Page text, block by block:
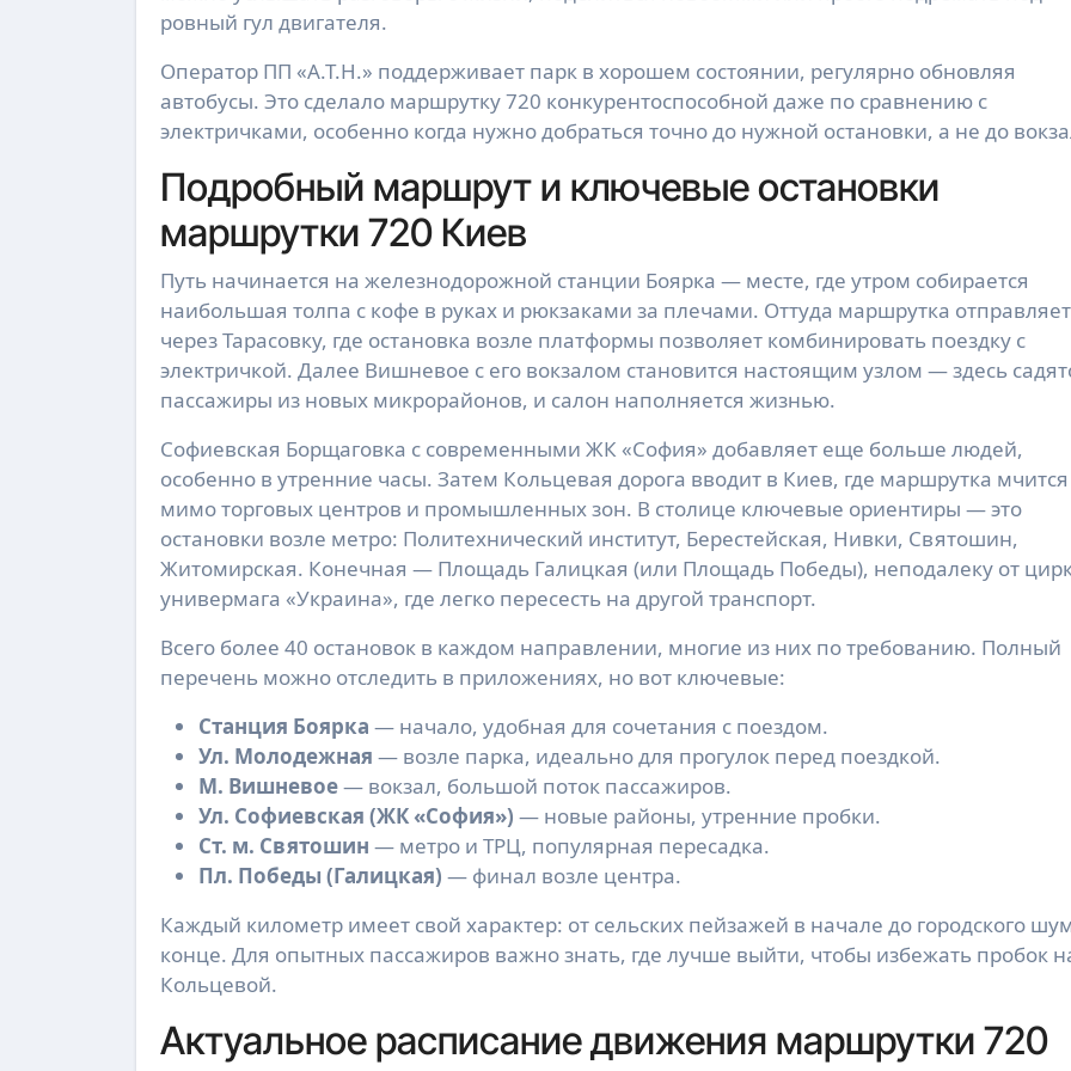
ровный гул двигателя.
Оператор ПП «А.Т.Н.» поддерживает парк в хорошем состоянии, регулярно обновляя
автобусы. Это сделало маршрутку 720 конкурентоспособной даже по сравнению с
электричками, особенно когда нужно добраться точно до нужной остановки, а не до
Подробный маршрут и ключевые остановки
маршрутки 720 Киев
Путь начинается на железнодорожной станции Боярка — месте, где утром собирается
наибольшая толпа с кофе в руках и рюкзаками за плечами. Оттуда маршрутка
через Тарасовку, где остановка возле платформы позволяет комбинировать поездку с
электричкой. Далее Вишневое с его вокзалом становится настоящим узлом — здесь
пассажиры из новых микрорайонов, и салон наполняется жизнью.
Софиевская Борщаговка с современными ЖК «София» добавляет еще больше людей,
особенно в утренние часы. Затем Кольцевая дорога вводит в Киев, где маршрутка мчится
мимо торговых центров и промышленных зон. В столице ключевые ориентиры — это
остановки возле метро: Политехнический институт, Берестейская, Нивки, Святошин,
Житомирская. Конечная — Площадь Галицкая (или Площадь Победы), неподалеку от
универмага «Украина», где легко пересесть на другой транспорт.
Всего более 40 остановок в каждом направлении, многие из них по требованию. Полный
перечень можно отследить в приложениях, но вот ключевые:
Станция Боярка — начало, удобная для сочетания с поездом.
Ул. Молодежная — возле парка, идеально для прогулок перед поездкой.
М. Вишневое— вокзал, большой поток пассажиров.
Ул. Софиевская (ЖК «София») — новые районы, утренние пробки.
Ст. м. Святошин — метро и ТРЦ, популярная пересадка.
Пл. Победы (Галицкая) — финал возле центра.
Каждый километр имеет свой характер: от сельских пейзажей в начале до городского
конце. Для опытных пассажиров важно знать, где лучше выйти, чтобы избежать пробок
Кольцевой.
Актуальное расписание движения маршрутки 720